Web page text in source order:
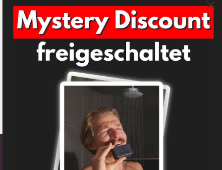
⏰ Nur noch diese Woche gültig
📦 Kostenloser Versand im Set
✅ 14 Tage Geld Zurück Garantie!
Jetzt hier
kaufen!